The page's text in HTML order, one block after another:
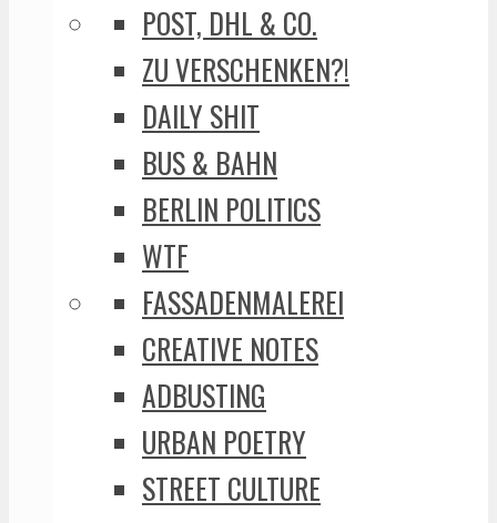
POST, DHL & CO.
ZU VERSCHENKEN?!
DAILY SHIT
BUS & BAHN
BERLIN POLITICS
WTF
FASSADENMALEREI
CREATIVE NOTES
ADBUSTING
URBAN POETRY
STREET CULTURE